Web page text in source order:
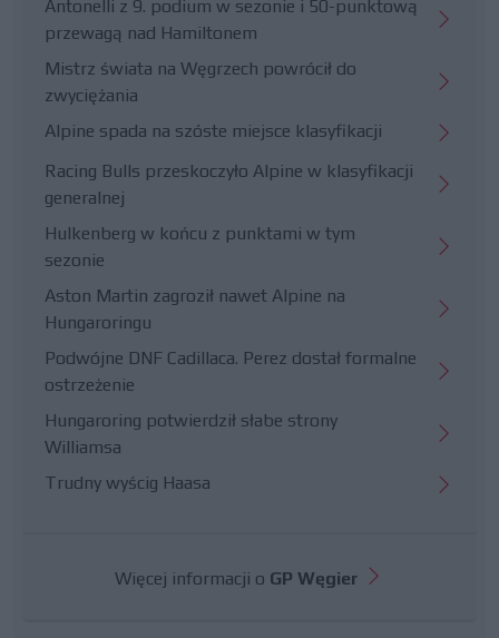
Antonelli z 9. podium w sezonie i 50-punktową
przewagą nad Hamiltonem
Mistrz świata na Węgrzech powrócił do
zwyciężania
Alpine spada na szóste miejsce klasyfikacji
Racing Bulls przeskoczyło Alpine w klasyfikacji
generalnej
Hulkenberg w końcu z punktami w tym
sezonie
Aston Martin zagroził nawet Alpine na
Hungaroringu
Podwójne DNF Cadillaca. Perez dostał formalne
ostrzeżenie
Hungaroring potwierdził słabe strony
Williamsa
Trudny wyścig Haasa
Więcej informacji o GP Węgier